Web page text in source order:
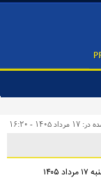
۱۴۰۵ - ۱۶:۲۰